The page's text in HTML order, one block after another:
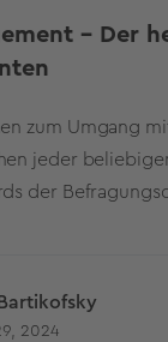
– Der
zum Umgang
jeder
der
2024